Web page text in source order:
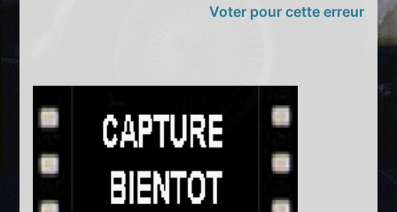
Voter pour cette erreur